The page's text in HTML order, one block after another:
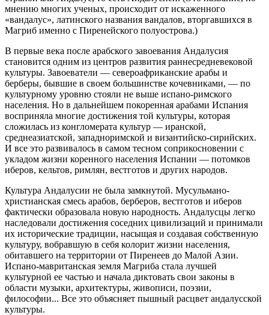
мнению многих ученых, происходит от искаженного
«вандалус», латинского названия вандалов, вторгавшихся в
Магриб именно с Пиренейского полуострова.)
В первые века после арабского завоевания Андалусия
становится одним из центров развития раннесредневековой
культуры. Завоеватели — североафриканские арабы и
берберы, бывшие в своем большинстве кочевниками, — по
культурному уровню стояли не выше испано-римского
населения. Но в дальнейшем покоренная арабами Испания
восприняла многие достижения той культуры, которая
сложилась из конгломерата культур — иранской,
среднеазиатской, западноримской и византийско-сирийских.
И все это развивалось в самом тесном соприкосновении с
укладом жизни коренного населения Испании — потомков
иберов, кельтов, римлян, вестготов и других народов.
Культура Андалусии не была замкнутой. Мусульмано-
христианская смесь арабов, берберов, вестготов и иберов
фактически образовала новую народность. Андалусцы легко
наследовали достижения соседних цивилизаций и принимали
их исторические традиции, насыщая и создавая собственную
культуру, вобравшую в себя колорит жизни населения,
обитавшего на территории от Пиренеев до Малой Азии.
Испано-мавританская земля Магриба стала лучшей
культурной ее частью и начала диктовать свои законы в
области музыки, архитектуры, живописи, поэзии,
философии... Все это объясняет пышный расцвет андалусской
культуры.